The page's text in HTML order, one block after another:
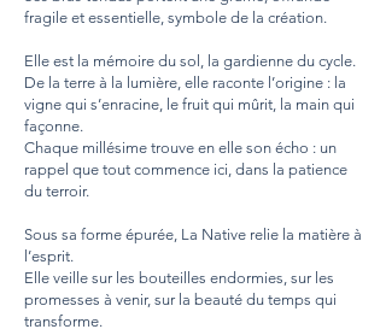
fragile et essentielle, symbole de la création.
Elle est la mémoire du sol, la gardienne du cycle.
De la terre à la lumière, elle raconte l’origine : la
vigne qui s’enracine, le fruit qui mûrit, la main qui
façonne.
Chaque millésime trouve en elle son écho : un
rappel que tout commence ici, dans la patience
du terroir.
Sous sa forme épurée, La Native relie la matière à
l’esprit.
Elle veille sur les bouteilles endormies, sur les
promesses à venir, sur la beauté du temps qui
transforme.